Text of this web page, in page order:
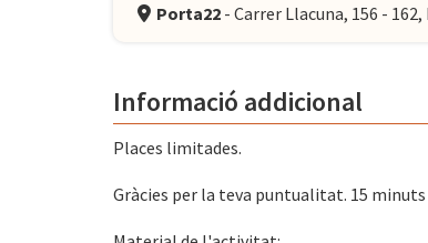
Porta22 - Carrer Llacuna, 156 - 162,
Informació addicional
Places limitades.
Gràcies per la teva puntualitat. 15